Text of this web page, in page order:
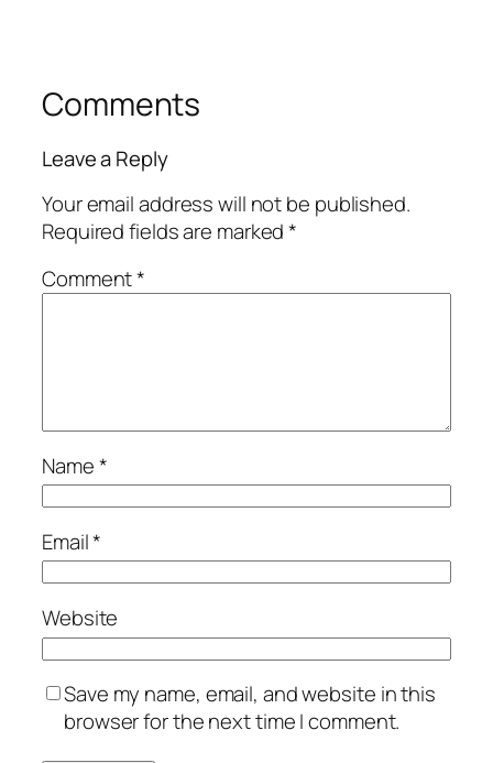
Comments
Leave a Reply
Your email address will not be published.
Required fields are marked*
Comment*
Name*
Email*
Website
Save my name, email, and website in this
browser for the next time I comment.